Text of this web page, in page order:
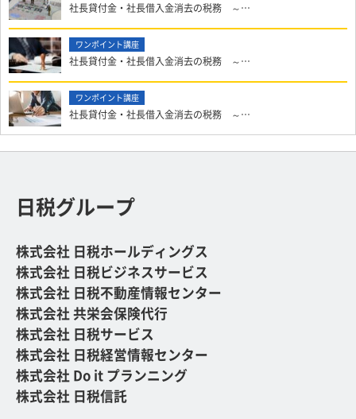
社長貸付金・社長借入金消去の税務 ～…
社長貸付金・社長借入金消去の税務 ～…
社長貸付金・社長借入金消去の税務 ～…
日税グループ
株式会社 日税ホールディングス
株式会社 日税ビジネスサービス
株式会社 日税不動産情報センター
株式会社 共栄会保険代行
株式会社 日税サービス
株式会社 日税経営情報センター
株式会社 Do it プランニング
株式会社 日税信託